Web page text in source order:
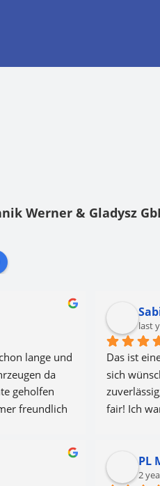
Werner & Gladysz
lange und
da
geholfen
freundlich
last
Das ist
sich
fair! Ich
abgeben.
PL
2